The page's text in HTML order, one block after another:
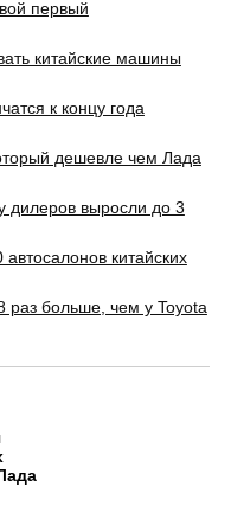
первый
китайские машины
к концу года
дешевле чем Лада
дилеров выросли до 3
китайских
больше, чем у Toyota